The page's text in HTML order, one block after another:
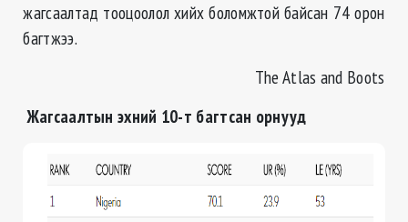
жагсаалтад тооцоолол хийх боломжтой байсан 74 орон
багтжээ.
The Atlas and Boots
Жагсаалтын эхний 10-т багтсан орнууд